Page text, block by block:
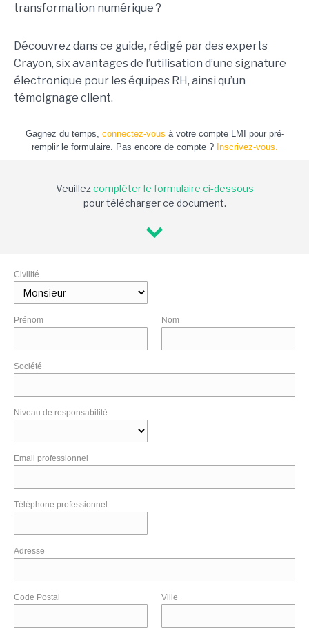
transformation numérique ?
Découvrez dans ce guide, rédigé par des experts
Crayon, six avantages de l’utilisation d’une signature
électronique pour les équipes RH, ainsi qu’un
témoignage client.
Gagnez du temps, connectez-vous à votre compte LMI pour pré-
remplir le formulaire. Pas encore de compte ? Inscrivez-vous.
Veuillezcompléter le formulaire ci-dessous
pour télécharger ce document.
Civilité
Prénom Nom
Société
Niveau de responsabilité
Email professionnel
Téléphone professionnel
Adresse
Code Postal Ville